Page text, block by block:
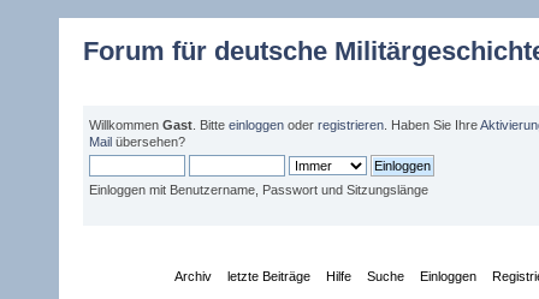
Forum für deutsche
Willkommen Gast . Bitte einloggen oder registrieren . Haben Sie Ihre
Mail übersehen?
Einloggen mit Benutzername, Passwort und Sitzungslänge
Archiv letzte Beiträge Hilfe Suche Einloggen